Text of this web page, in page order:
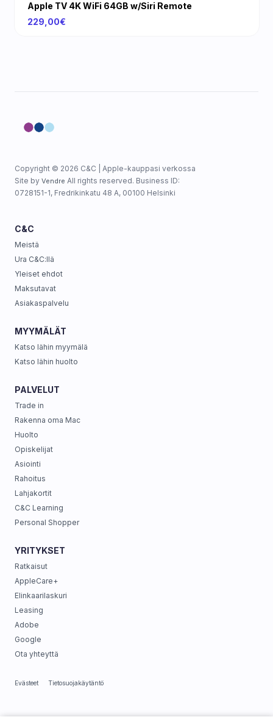
Apple TV 4K WiFi 64GB w/Siri Remote
229,00€
Copyright © 2026 C&C | Apple-kauppasi verkossa
Site by Vendre All rights reserved. Business ID:
0728151-1, Fredrikinkatu 48 A, 00100 Helsinki
C&C
Meistä
Ura C&C:llä
Yleiset ehdot
Maksutavat
Asiakaspalvelu
MYYMÄLÄT
Katso lähin myymälä
Katso lähin huolto
PALVELUT
Trade in
Rakenna oma Mac
Huolto
Opiskelijat
Asiointi
Rahoitus
Lahjakortit
C&C Learning
Personal Shopper
YRITYKSET
Ratkaisut
AppleCare+
Elinkaarilaskuri
Leasing
Adobe
Google
Ota yhteyttä
Evästeet Tietosuojakäytäntö